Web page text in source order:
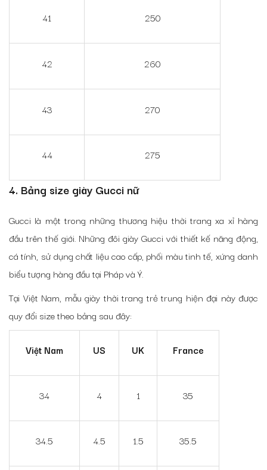
41 250
42 260
43 270
44 275
4. Bảng size giày Gucci nữ
Gucci là một trong những thương hiệu thời trang xa xỉ hàng
đầu trên thế giới. Những đôi giày Gucci với thiết kế năng động,
cá tính, sử dụng chất liệu cao cấp, phối màu tinh tế, xứng danh
biểu tượng hàng đầu tại Pháp và Ý.
Tại Việt Nam, mẫu giày thời trang trẻ trung hiện đại này được
quy đổi size theo bảng sau đây:
Việt Nam US UK France
34 4 1 35
34.5 4.5 1.5 35.5